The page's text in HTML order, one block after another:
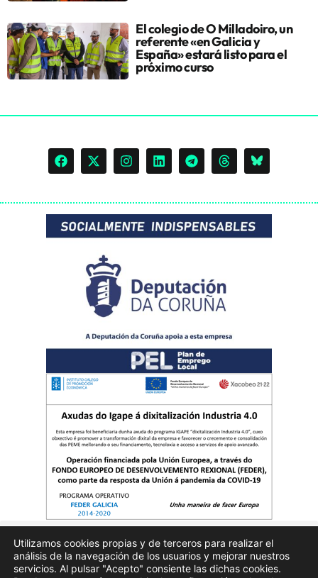
El colegio de O Milladoiro, un
referente «en Galicia y
España» estará listo para el
próximo curso
Quienes somos Publicidad Aviso Legal Politicas de privacidad
Utilizamos cookies propias y de terceros para realizar el
análisis de la navegación de los usuarios y mejorar nuestros
servicios. Al pulsar "Acepto" consiente las dichas cookies.